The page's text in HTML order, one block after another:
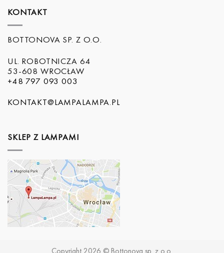
KONTAKT
BOTTONOVA SP. Z O.O.
UL. ROBOTNICZA 64
53-608 WROCŁAW
+48 797 093 003
KONTAKT@LAMPALAMPA.PL
SKLEP Z LAMPAMI
Copyright 2026 © Bottonova sp. z o.o.